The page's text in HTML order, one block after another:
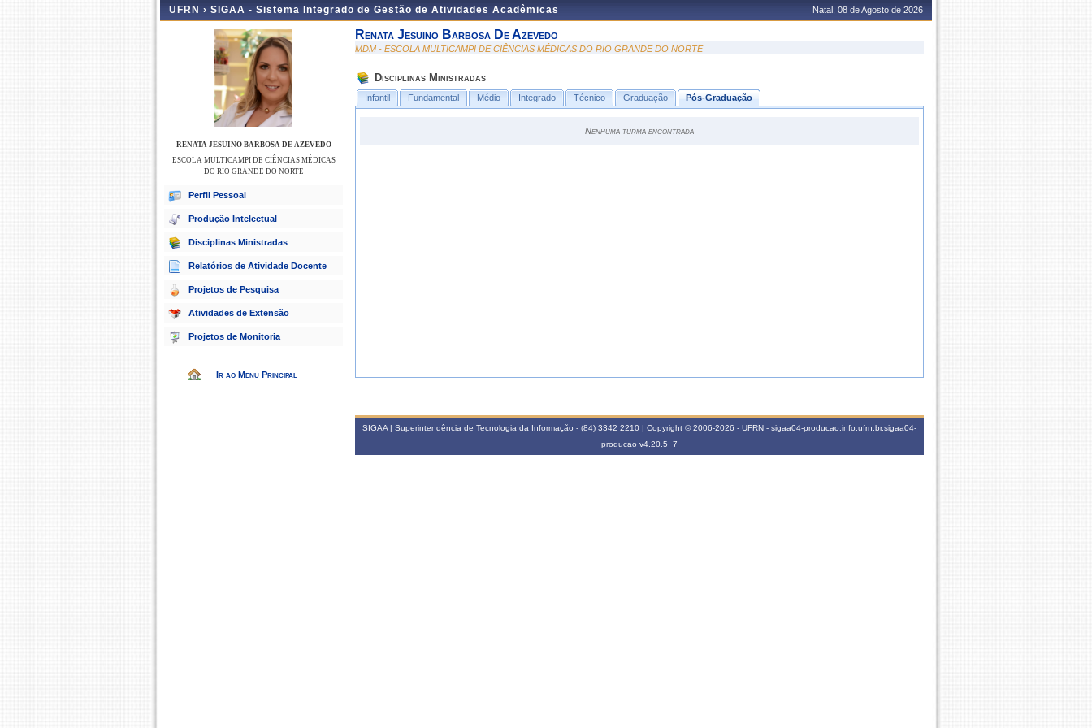
UFRN › SIGAA - Sistema Integrado de Gestão de Atividades Acadêmicas Natal, 08 de Agosto de 2026
RENATA JESUINO BARBOSA DE AZEVEDO
ESCOLA MULTICAMPI DE CIÊNCIAS MÉDICAS
DO RIO GRANDE DO NORTE
Perfil Pessoal
Produção Intelectual
Disciplinas Ministradas
Relatórios de Atividade Docente
Projetos de Pesquisa
Atividades de Extensão
Projetos de Monitoria
Ir ao Menu Principal
Renata Jesuino Barbosa De Azevedo
MDM - ESCOLA MULTICAMPI DE CIÊNCIAS MÉDICAS DO RIO GRANDE DO NORTE
Disciplinas Ministradas
Infantil Fundamental Médio Integrado Técnico Graduação Pós-Graduação
Nenhuma turma encontrada
SIGAA | Superintendência de Tecnologia da Informação - (84) 3342 2210 | Copyright © 2006-2026 - UFRN - sigaa04-producao.info.ufrn.br.sigaa04-
producao v4.20.5_7